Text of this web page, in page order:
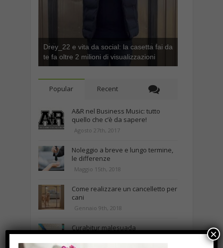
Drey_22 e vita da social: la casetta fai da
te fa oltre 2 milioni di visualizzazioni
Popular Recent
A&R nel Business Music: tutto
quello che c’è da sapere!
Agosto 27th, 2017
Noleggio a breve e lungo termine,
le differenze
Maggio 15th, 2018
Come realizzare un cancelletto per
cani
Gennaio 9th, 2018
Curabitur malesuada
×